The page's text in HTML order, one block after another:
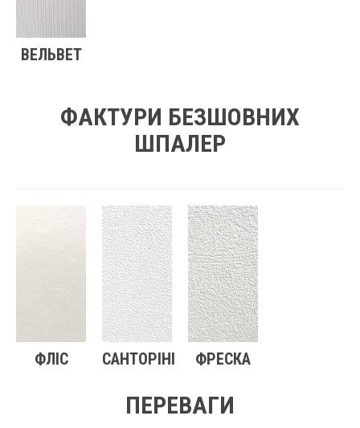
ВЕЛЬВЕТ
ФАКТУРИ БЕЗШОВНИХ
ШПАЛЕР
ФЛІС САНТОРІНІ ФРЕСКА
ПЕРЕВАГИ